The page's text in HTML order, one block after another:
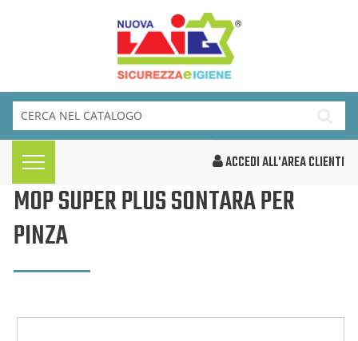
ACCEDI ALL'AREA CLIENTI
MOP SUPER PLUS SONTARA PER
PINZA